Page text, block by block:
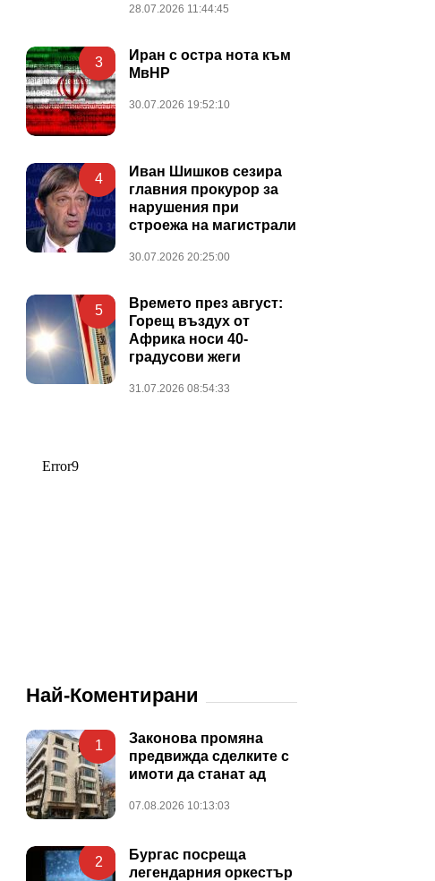
28.07.2026 11:44:45
3
Иран с остра нота към
МвНР
30.07.2026 19:52:10
4
Иван Шишков сезира
главния прокурор за
нарушения при
строежа на магистрали
30.07.2026 20:25:00
5
Времето през август:
Горещ въздух от
Африка носи 40-
градусови жеги
31.07.2026 08:54:33
Най-Коментирани
1
Законова промяна
предвижда сделките с
имоти да станат ад
07.08.2026 10:13:03
2
Бургас посреща
легендарния оркестър